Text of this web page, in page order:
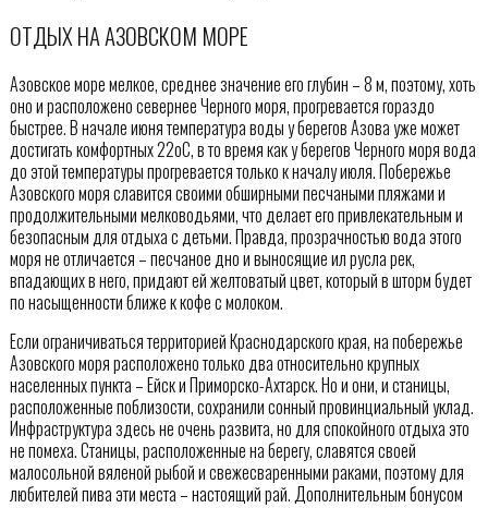
ОТДЫХ НА АЗОВСКОМ МОРЕ
Азовское море мелкое, среднее значение его глубин – 8 м, поэтому, хоть
оно и расположено севернее Черного моря, прогревается гораздо
быстрее. В начале июня температура воды у берегов Азова уже может
достигать комфортных 22оС, в то время как у берегов Черного моря вода
до этой температуры прогревается только к началу июля. Побережье
Азовского моря славится своими обширными песчаными пляжами и
продолжительными мелководьями, что делает его привлекательным и
безопасным для отдыха с детьми. Правда, прозрачностью вода этого
моря не отличается – песчаное дно и выносящие ил русла рек,
впадающих в него, придают ей желтоватый цвет, который в шторм будет
по насыщенности ближе к кофе с молоком.
Если ограничиваться территорией Краснодарского края, на побережье
Азовского моря расположено только два относительно крупных
населенных пункта – Ейск и Приморско-Ахтарск. Но и они, и станицы,
расположенные поблизости, сохранили сонный провинциальный уклад.
Инфраструктура здесь не очень развита, но для спокойного отдыха это
не помеха. Станицы, расположенные на берегу, славятся своей
малосольной вяленой рыбой и свежесваренными раками, поэтому для
любителей пива эти места – настоящий рай. Дополнительным бонусом